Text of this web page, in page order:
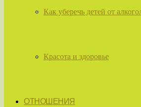
Как уберечь детей от
Красота и здоровье
ОТНОШЕНИЯ